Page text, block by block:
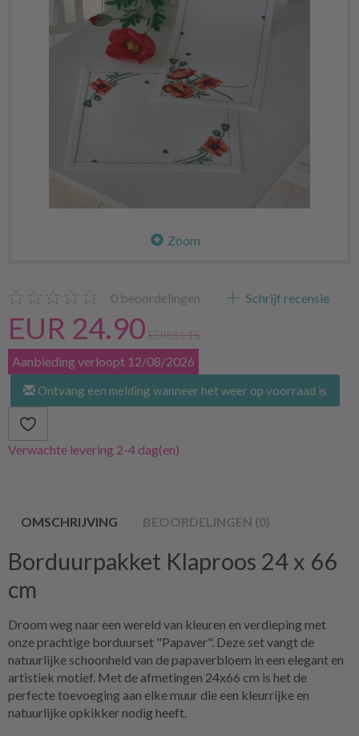
Zoom
0 beoordelingen Schrijf recensie
EUR 24.90 EUR 31.15
Aanbieding verloopt 12/08/2026
Ontvang een melding wanneer het weer op voorraad is
Verwachte levering 2-4 dag(en)
OMSCHRIJVING BEOORDELINGEN (0)
Borduurpakket Klaproos 24 x 66
cm
Droom weg naar een wereld van kleuren en verdieping met
onze prachtige borduurset "Papaver". Deze set vangt de
natuurlijke schoonheid van de papaverbloem in een elegant en
artistiek motief. Met de afmetingen 24x66 cm is het de
perfecte toevoeging aan elke muur die een kleurrijke en
natuurlijke opkikker nodig heeft.